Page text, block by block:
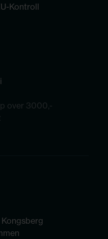
Kontroll
over 3000,-
Kongsberg